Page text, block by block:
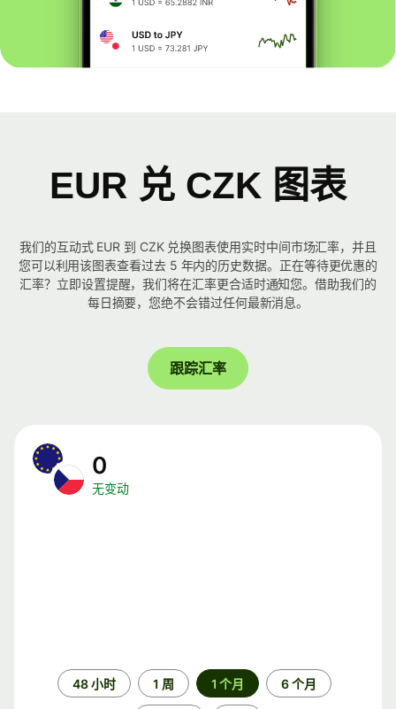
EUR 兑 CZK 图表
我们的互动式 EUR 到 CZK 兑换图表使用实时中间市场汇率，并且
您可以利用该图表查看过去 5 年内的历史数据。正在等待更优惠的
汇率？立即设置提醒，我们将在汇率更合适时通知您。借助我们的
每日摘要，您绝不会错过任何最新消息。
跟踪汇率
0
无变动
48 小时 1 周 1 个月 6 个月